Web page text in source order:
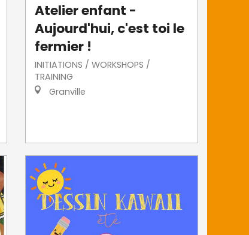
Atelier enfant -
Aujourd'hui, c'est toi le
fermier !
INITIATIONS / WORKSHOPS /
TRAINING
Granville